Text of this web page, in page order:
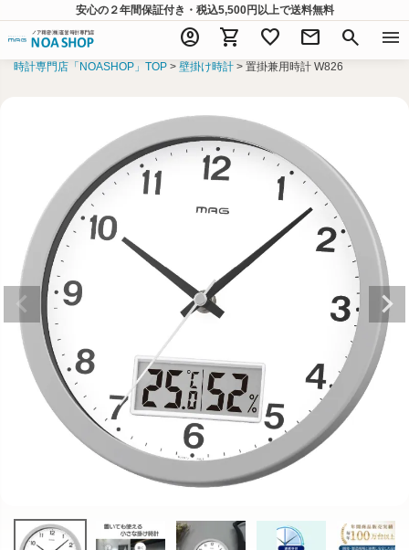
安心の２年間保証付き・税込5,500円以上で送料無料
account_circle shopping_cart favorite mail search menu
時計専門店「NOASHOP」TOP 壁掛け時計 置掛兼用時計 W826